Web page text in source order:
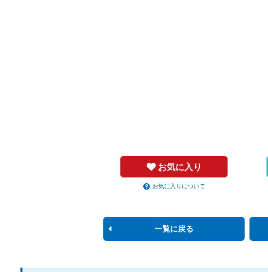
お気に入り
お気に入りについて
一覧に戻る